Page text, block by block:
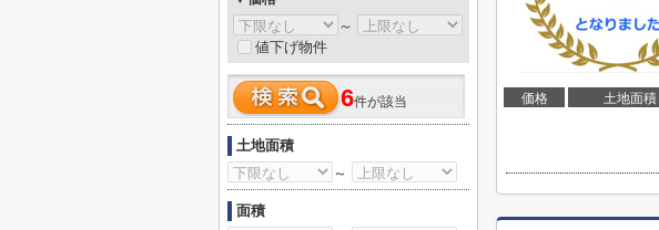
価格 土地面積
～
値下げ物件
6件が該当
土地面積
～
面積